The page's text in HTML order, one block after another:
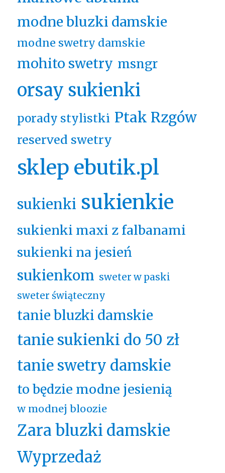
modne bluzki damskie
modne swetry damskie
mohito swetry msngr
orsay sukienki
porady stylistki Ptak Rzgów
reserved swetry
sklep ebutik.pl
sukienki sukienkie
sukienki maxi z falbanami
sukienki na jesień
sukienkom sweter w paski
sweter świąteczny
tanie bluzki damskie
tanie sukienki do 50 zł
tanie swetry damskie
to będzie modne jesienią
w modnej bloozie
Zara bluzki damskie
Wyprzedaż